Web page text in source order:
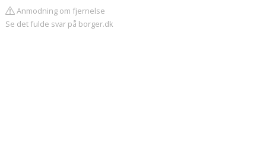
Anmodning om fjernelse
Se det fulde svar på borger.dk